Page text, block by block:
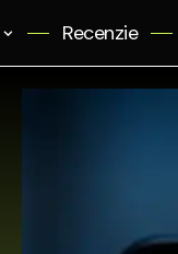
Recenzie